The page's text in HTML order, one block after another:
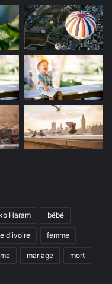
Haram bébé
d'ivoire femme
mariage mort